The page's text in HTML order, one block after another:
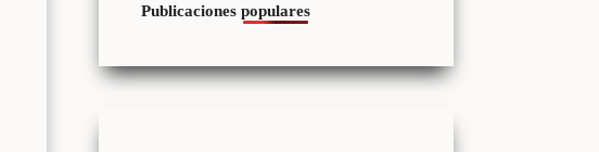
Publicaciones populares